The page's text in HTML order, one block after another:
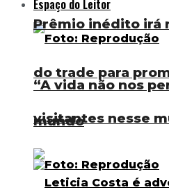
Espaço do Leitor
“A vida não nos
visitantes nesse
Prêmio inédito irá
do trade para
mundo